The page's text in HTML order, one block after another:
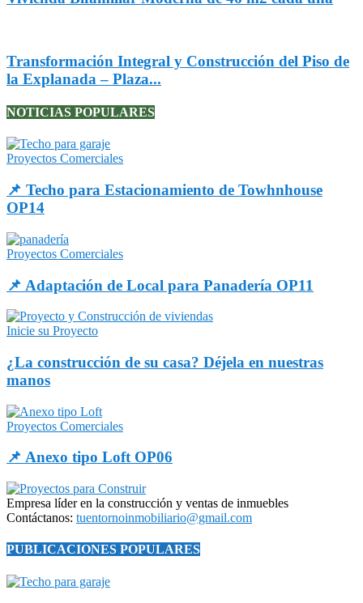
Transformación Integral y Construcción del Piso de
la Explanada – Plaza...
NOTICIAS POPULARES
Proyectos Comerciales
📌 Techo para Estacionamiento de Towhnhouse
OP14
Proyectos Comerciales
📌 Adaptación de Local para Panadería OP11
Inicie su Proyecto
¿La construcción de su casa? Déjela en nuestras
manos
Proyectos Comerciales
📌 Anexo tipo Loft OP06
Empresa líder en la construcción y ventas de inmuebles
Contáctanos: tuentornoinmobiliario@gmail.com
PUBLICACIONES POPULARES